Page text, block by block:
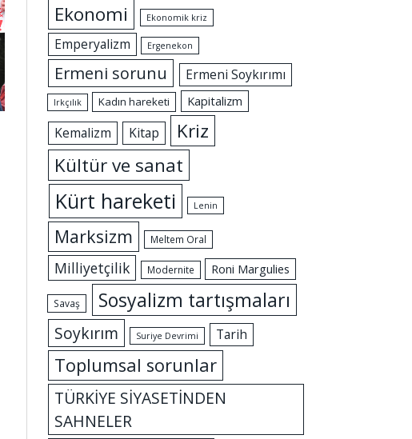
Ekonomi Ekonomik kriz
Emperyalizm Ergenekon
Ermeni sorunu Ermeni Soykırımı
Irkçılık Kadın hareketi Kapitalizm
Kemalizm Kitap
Kriz
Kültür ve sanat
Kürt hareketi Lenin
Marksizm Meltem Oral
Milliyetçilik Modernite Roni Margulies
Savaş Sosyalizm tartışmaları
Soykırım Suriye Devrimi Tarih
Toplumsal sorunlar
TÜRKİYE SİYASETİNDEN
SAHNELER